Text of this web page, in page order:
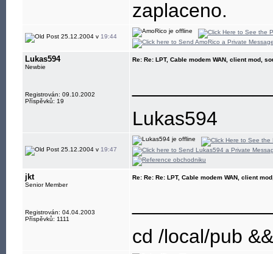
zaplaceno.
25.12.2004 v 19:44
Lukas594
Newbie
Registrován: 09.10.2002
Příspěvků: 19
Re: Re: LPT, Cable modem WAN, client mod,
Lukas594
25.12.2004 v 19:47
jkt
Senior Member
Registrován: 04.04.2003
Příspěvků: 1111
Re: Re: Re: LPT, Cable modem WAN, client
cd /local/pub